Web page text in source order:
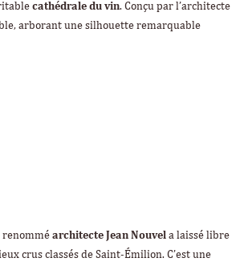
cathédrale du vin. Conçu par l’architecte
arborant une silhouette remarquable
renommé architecte Jean Nouvel a laissé libre
crus classés de Saint-Émilion. C’est une